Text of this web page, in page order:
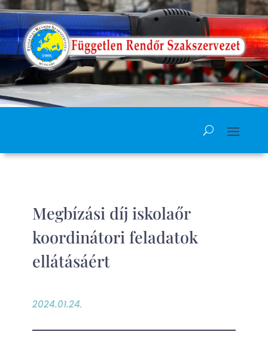
Megbízási díj iskolaőr
koordinátori feladatok
ellátásáért
2024.01.24.